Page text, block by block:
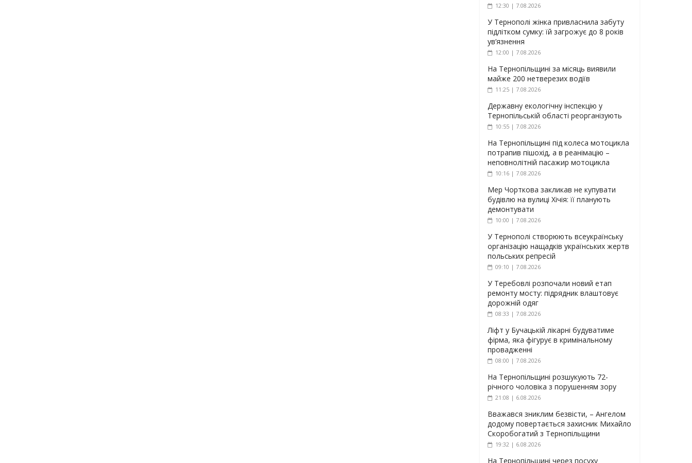
12:30 | 7.08.2026
У Тернополі жінка привласнила забуту
підлітком сумку: їй загрожує до 8 років
ув’язнення
12:00 | 7.08.2026
На Тернопільщині за місяць виявили
майже 200 нетверезих водіїв
11:25 | 7.08.2026
Державну екологічну інспекцію у
Тернопільській області реорганізують
10:55 | 7.08.2026
На Тернопільщині під колеса мотоцикла
потрапив пішохід, а в реанімацію –
неповнолітній пасажир мотоцикла
10:16 | 7.08.2026
Мер Чорткова закликав не купувати
будівлю на вулиці Хічія: її планують
демонтувати
10:00 | 7.08.2026
У Тернополі створюють всеукраїнську
організацію нащадків українських жертв
польських репресій
09:10 | 7.08.2026
У Теребовлі розпочали новий етап
ремонту мосту: підрядник влаштовує
дорожній одяг
08:33 | 7.08.2026
Ліфт у Бучацькій лікарні будуватиме
фірма, яка фігурує в кримінальному
провадженні
08:00 | 7.08.2026
На Тернопільщині розшукують 72-
річного чоловіка з порушенням зору
21:08 | 6.08.2026
Вважався зниклим безвісти, – Ангелом
додому повертається захисник Михайло
Скоробогатий з Тернопільщини
19:32 | 6.08.2026
На Тернопільщині через посуху